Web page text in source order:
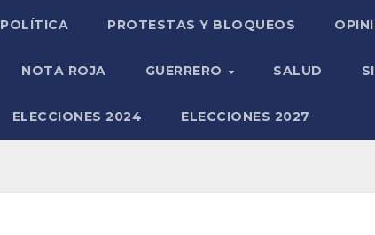
POLÍTICA PROTESTAS Y BLOQUEOS
NOTA ROJA GUERRERO SALUD
ELECCIONES 2024 ELECCIONES 2027